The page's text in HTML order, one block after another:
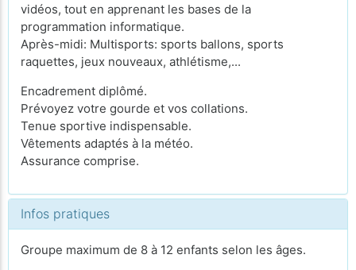
vidéos, tout en apprenant les bases de la
programmation informatique.
Après-midi: Multisports: sports ballons, sports
raquettes, jeux nouveaux, athlétisme,...
Encadrement diplômé.
Prévoyez votre gourde et vos collations.
Tenue sportive indispensable.
Vêtements adaptés à la météo.
Assurance comprise.
Infos pratiques
Groupe maximum de 8 à 12 enfants selon les âges.